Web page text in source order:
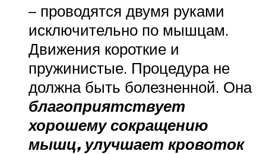
– проводятся двумя руками
исключительно по мышцам.
Движения короткие и
пружинистые. Процедура не
должна быть болезненной. Она
благоприятствует
хорошему сокращению
мышц, улучшает кровоток